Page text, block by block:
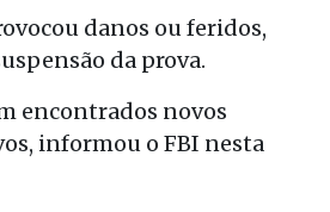
danos ou feridos,
da prova.
encontrados novos
informou o FBI nesta